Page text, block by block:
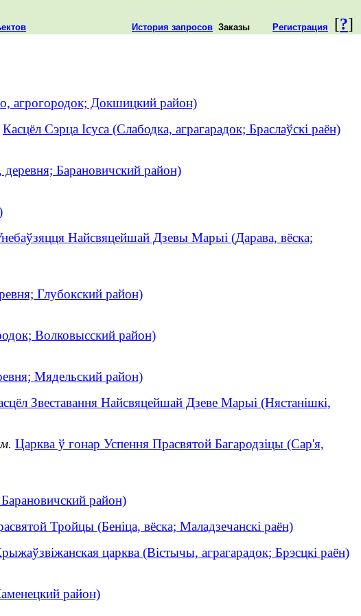
[?]
История запросов Заказы Регистрация
агрогородок; Докшицкий район)
Касцёл Сэрца Ісуса (Слабодка, аграгарадок; Браслаўскі раён)
Барановичский район)
Найсвяцейшай Дзевы Марыі (Дарава, вёска;
Глубокский район)
Волковысский район)
Мядельский район)
Звеставання Найсвяцейшай Дзеве Марыі (Нястанішкі,
Царква ў гонар Успення Прасвятой Багародзіцы (Сар'я,
район)
Тройцы (Беніца, вёска; Маладзечанскі раён)
царква (Вістычы, аграгарадок; Брэсцкі раён)
район)